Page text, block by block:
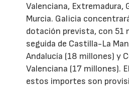
Valenciana, Extremadura,
Murcia. Galicia
dotación prevista, con 51
seguida de Castilla-La
Andalucía (18 millones) y
Valenciana (17 millones).
estos importes son